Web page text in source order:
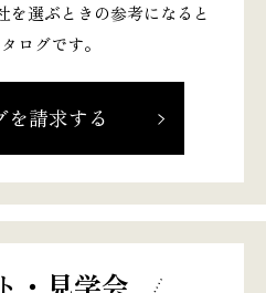
を選ぶときの参考になると
ログです。
を請求する
・見学会